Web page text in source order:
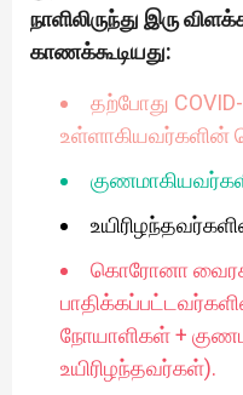
நாளிலிருந்து இரு
காணக்கூடியது:
தற்போது
கொரோனா
நோயாளிகள் +
உயிரிழந்தவர்கள்).